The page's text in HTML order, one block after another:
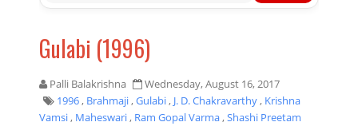
Gulabi (1996)
Palli Balakrishna
Wednesday, August 16, 2017
1996, Brahmaji,Gulabi, J. D. Chakravarthy, Krishna
Vamsi, Maheswari, Ram Gopal Varma,Shashi Preetam